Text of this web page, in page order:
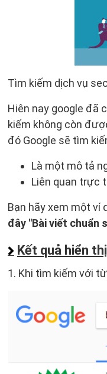
Tìm kiếm dịch vụ
Hiên nay google đã
kiếm không còn
đó Google sẽ tìm
Là một mô tả
Liên quan trực
Bạn hãy xem một ví
đây "Bài viết chuẩn
Kết quả hiển
1. Khi tìm kiếm với